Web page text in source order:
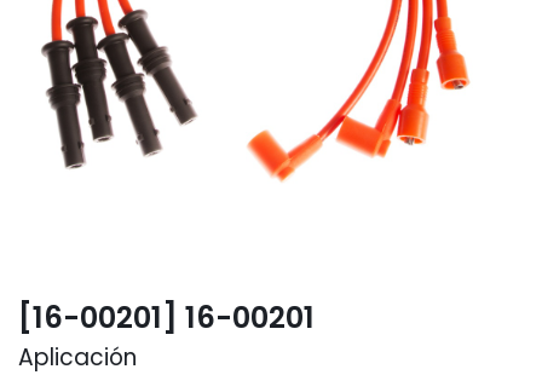
[16-00201] 16-00201
Aplicación